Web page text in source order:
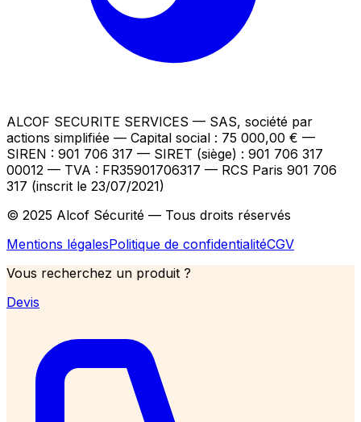
ALCOF SECURITE SERVICES — SAS, société par
actions simplifiée — Capital social : 75 000,00 € —
SIREN : 901 706 317 — SIRET (siège) : 901 706 317
00012 — TVA : FR35901706317 — RCS Paris 901 706
317 (inscrit le 23/07/2021)
© 2025 Alcof Sécurité — Tous droits réservés
Mentions légalesPolitique de confidentialitéCGV
Vous recherchez un produit ?
Devis